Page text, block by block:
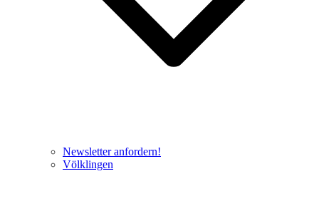
Newsletter anfordern!
Völklingen